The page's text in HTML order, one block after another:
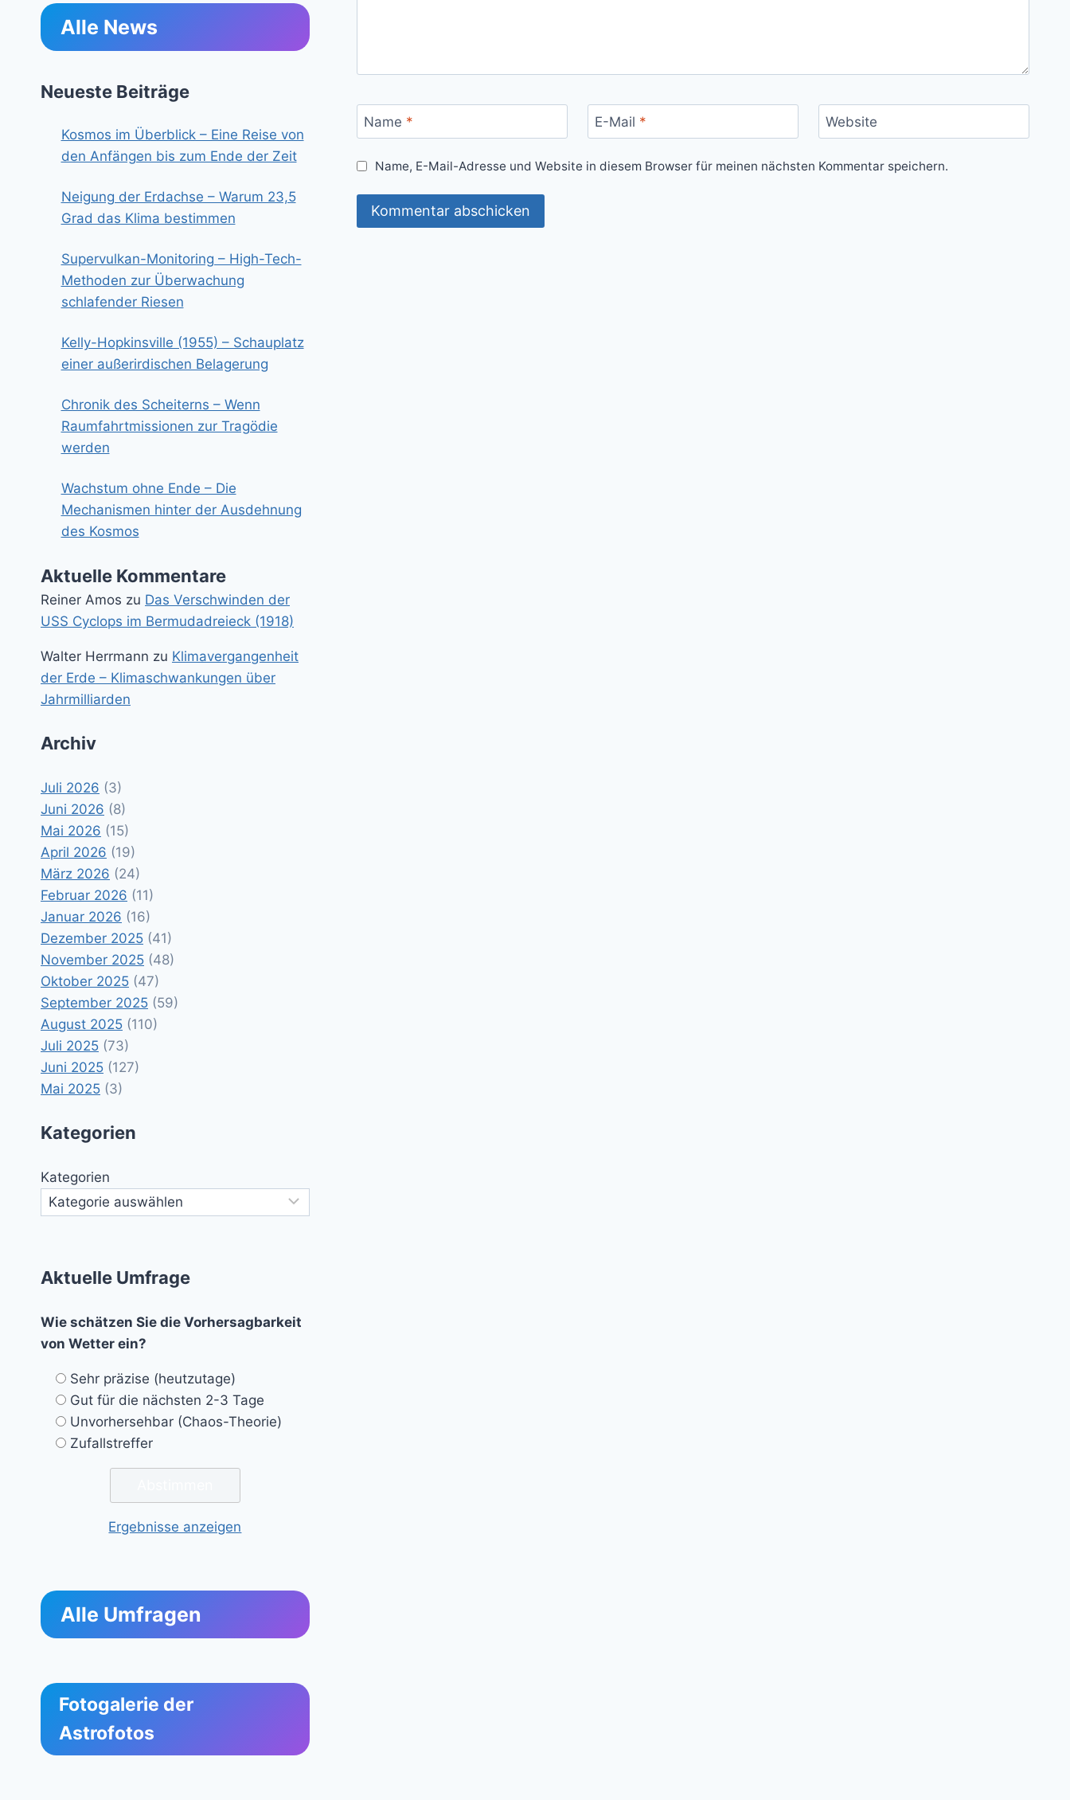
Name * E-Mail * Website
Name, E-Mail-Adresse und Website in diesem Browser für meinen nächsten Kommentar speichern.
Alle News
Neueste Beiträge
Kosmos im Überblick – Eine Reise von
den Anfängen bis zum Ende der Zeit
Neigung der Erdachse – Warum 23,5
Grad das Klima bestimmen
Supervulkan-Monitoring – High-Tech-
Methoden zur Überwachung
schlafender Riesen
Kelly-Hopkinsville (1955) – Schauplatz
einer außerirdischen Belagerung
Chronik des Scheiterns – Wenn
Raumfahrtmissionen zur Tragödie
werden
Wachstum ohne Ende – Die
Mechanismen hinter der Ausdehnung
des Kosmos
Aktuelle Kommentare
Reiner Amos zu Das Verschwinden der
USS Cyclops im Bermudadreieck (1918)
Walter Herrmann zu Klimavergangenheit
der Erde – Klimaschwankungen über
Jahrmilliarden
Archiv
Juli 2026 (3)
Juni 2026 (8)
Mai 2026 (15)
April 2026 (19)
März 2026 (24)
Februar 2026 (11)
Januar 2026 (16)
Dezember 2025 (41)
November 2025 (48)
Oktober 2025 (47)
September 2025 (59)
August 2025 (110)
Juli 2025 (73)
Juni 2025 (127)
Mai 2025 (3)
Kategorien
Kategorien
Aktuelle Umfrage
Wie schätzen Sie die Vorhersagbarkeit
von Wetter ein?
Sehr präzise (heutzutage)
Gut für die nächsten 2-3 Tage
Unvorhersehbar (Chaos-Theorie)
Zufallstreffer
Ergebnisse anzeigen
Alle Umfragen
Fotogalerie der
Astrofotos